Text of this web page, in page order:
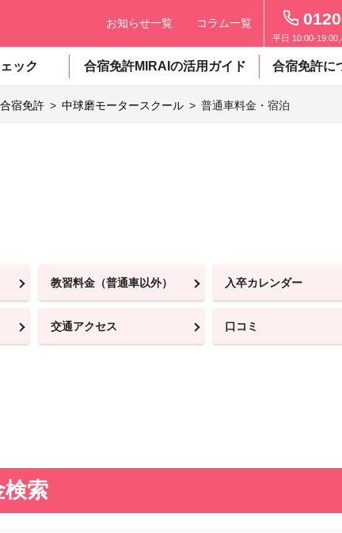
お知らせ一覧 コラム一覧
平日 10:00-19:00
ック 合宿免許MIRAIの活用ガイド 合宿免許に
宿免許 中球磨モータースクール 普通車料金・宿泊
教習料金（普通車以外） 入卒カレンダー
交通アクセス 口コミ
検索